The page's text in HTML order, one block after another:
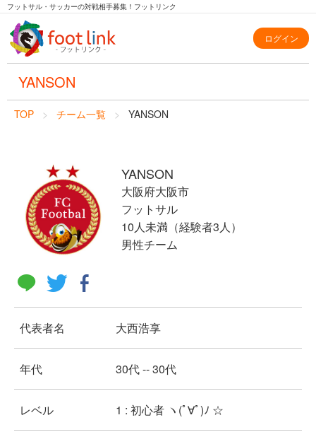
フットサル・サッカーの対戦相手募集！フットリンク
ログイン
YANSON
TOP チーム一覧 YANSON
YANSON
大阪府大阪市
フットサル
10人未満（経験者3人）
男性チーム
代表者名 大西浩享
年代 30代 -- 30代
レベル 1 : 初心者 ヽ(ﾟ∀ﾟ)ﾉ ☆